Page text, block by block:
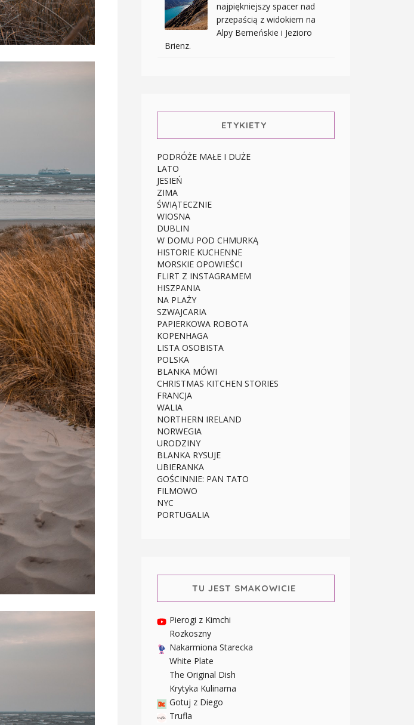
najpiękniejszy spacer nad
przepaścią z widokiem na
Alpy Berneńskie i Jezioro
Brienz.
ETYKIETY
PODRÓŻE MAŁE I DUŻE
LATO
JESIEŃ
ZIMA
ŚWIĄTECZNIE
WIOSNA
DUBLIN
W DOMU POD CHMURKĄ
HISTORIE KUCHENNE
MORSKIE OPOWIEŚCI
FLIRT Z INSTAGRAMEM
HISZPANIA
NA PLAŻY
SZWAJCARIA
PAPIERKOWA ROBOTA
KOPENHAGA
LISTA OSOBISTA
POLSKA
BLANKA MÓWI
CHRISTMAS KITCHEN STORIES
FRANCJA
WALIA
NORTHERN IRELAND
NORWEGIA
URODZINY
BLANKA RYSUJE
UBIERANKA
GOŚCINNIE: PAN TATO
FILMOWO
NYC
PORTUGALIA
TU JEST SMAKOWICIE
Pierogi z Kimchi
Rozkoszny
Nakarmiona Starecka
White Plate
The Original Dish
Krytyka Kulinarna
Gotuj z Diego
Trufla